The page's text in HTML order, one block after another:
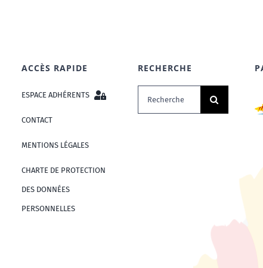
ACCÈS RAPIDE
ESPACE ADHÉRENTS
CONTACT
MENTIONS LÉGALES
CHARTE DE PROTECTION
DES DONNÉES
PERSONNELLES
RECHERCHE
Rechercher: